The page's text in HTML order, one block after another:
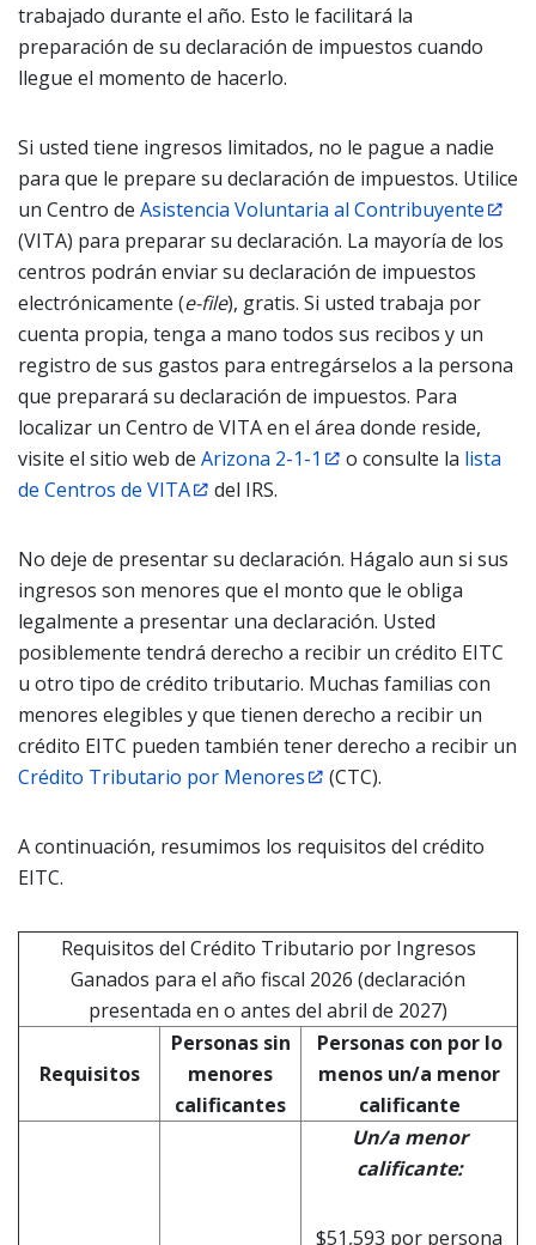
trabajado durante el año. Esto le facilitará la
preparación de su declaración de impuestos cuando
llegue el momento de hacerlo.
Si usted tiene ingresos limitados, no le pague a nadie
para que le prepare su declaración de impuestos. Utilice
un Centro de Asistencia Voluntaria al Contribuyente
(VITA) para preparar su declaración. La mayoría de los
centros podrán enviar su declaración de impuestos
electrónicamente (e-file), gratis. Si usted trabaja por
cuenta propia, tenga a mano todos sus recibos y un
registro de sus gastos para entregárselos a la persona
que preparará su declaración de impuestos. Para
localizar un Centro de VITA en el área donde reside,
visite el sitio web de Arizona 2-1-1 o consulte la lista
de Centros de VITA
del IRS.
No deje de presentar su declaración. Hágalo aun si sus
ingresos son menores que el monto que le obliga
legalmente a presentar una declaración. Usted
posiblemente tendrá derecho a recibir un crédito EITC
u otro tipo de crédito tributario. Muchas familias con
menores elegibles y que tienen derecho a recibir un
crédito EITC pueden también tener derecho a recibir un
Crédito Tributario por Menores
(CTC).
A continuación, resumimos los requisitos del crédito
EITC.
Requisitos del Crédito Tributario por Ingresos
Ganados para el año fiscal 2026 (declaración
presentada en o antes del abril de 2027)
Requisitos
Personas sin
menores
calificantes
Personas con por lo
menos un/a menor
calificante
Un/a menor
calificante:
$51,593 por persona